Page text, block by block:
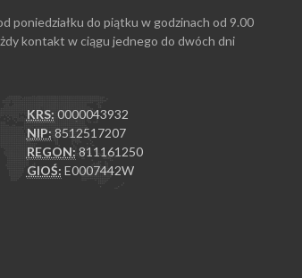
poniedziałku do piątku w godzinach od 9.00
kontakt w ciągu jednego do dwóch dni
KRS: 0000043932
NIP: 8512517207
REGON: 811161250
GIOŚ: E0007442W